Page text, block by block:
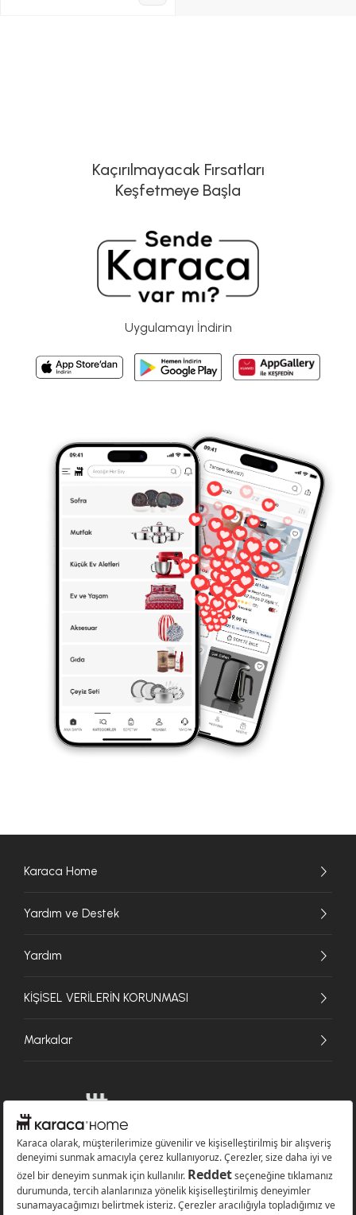
Kaçırılmayacak Fırsatları
Keşfetmeye Başla
Uygulamayı İndirin
Karaca Home
Yardım ve Destek
Yardım
KİŞİSEL VERİLERİN KORUNMASI
Markalar